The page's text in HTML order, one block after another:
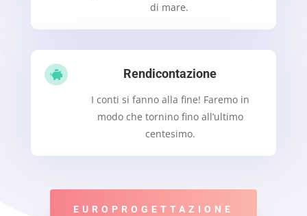
di mare.
 Rendicontazione
I conti si fanno alla fine! Faremo in
modo che tornino fino all’ultimo
centesimo.
EUROPROGETTAZIONE